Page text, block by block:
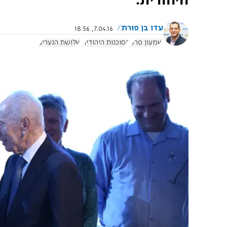
עדו בן פורת
7.04.16, 18:56
שמעון פרס הסוכנות היהודית שלושת הנערים